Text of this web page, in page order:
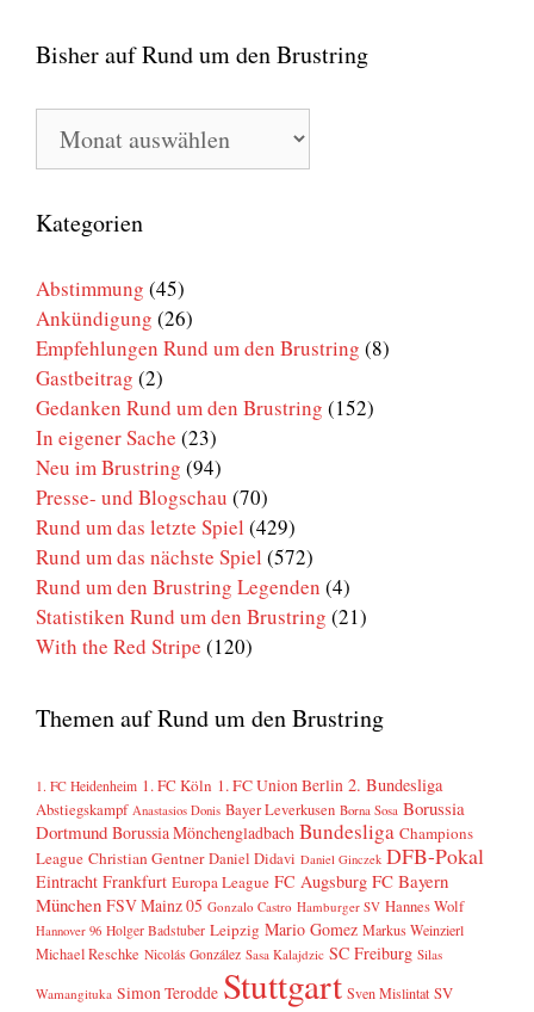
Bisher auf Rund um den Brustring
Bisher
auf
Rund
den
Brustring
Kategorien
Abstimmung (45)
Ankündigung (26)
Empfehlungen Rund um den Brustring (8)
Gastbeitrag (2)
Gedanken Rund um den Brustring (152)
In eigener Sache (23)
Neu im Brustring (94)
Presse- und Blogschau (70)
Rund um das letzte Spiel (429)
Rund um das nächste Spiel (572)
Rund um den Brustring Legenden (4)
Statistiken Rund um den Brustring (21)
With the Red Stripe (120)
Themen auf Rund um den Brustring
1. FC Heidenheim 1. FC Köln 1. FC Union Berlin 2. Bundesliga
Abstiegskampf Anastasios Donis Bayer Leverkusen Borna Sosa Borussia
Dortmund Borussia Mönchengladbach Bundesliga Champions
League Christian Gentner Daniel Didavi Daniel Ginczek DFB-Pokal
Eintracht Frankfurt Europa League FC Augsburg FC Bayern
München FSV Mainz 05 Gonzalo Castro Hamburger SV Hannes Wolf
Hannover 96 Holger Badstuber Leipzig Mario Gomez Markus Weinzierl
Michael Reschke Nicolás González Sasa Kalajdzic SC Freiburg Silas
Wamangituka Simon Terodde Stuttgart Sven Mislintat SV